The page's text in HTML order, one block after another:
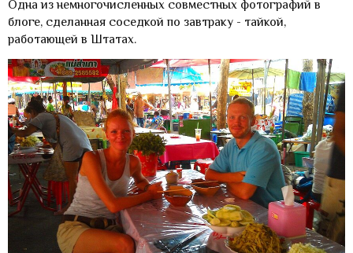
Одна из немногочисленных совместных фотографий в
блоге, сделанная соседкой по завтраку - тайкой,
работающей в Штатах.